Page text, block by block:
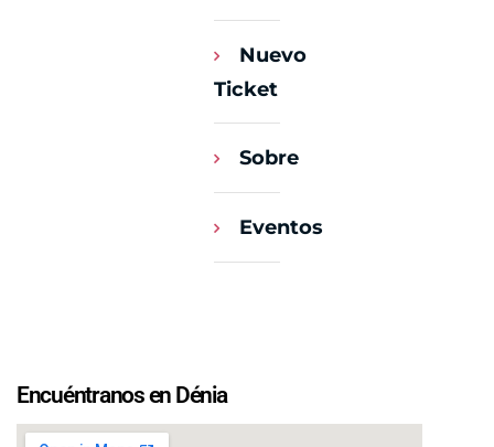
Nuevo
Ticket
Sobre
Eventos
Encuéntranos en Dénia